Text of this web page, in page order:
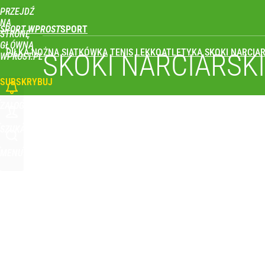
PRZEJDŹ
NA
STRONĘ
GŁÓWNĄ
WPROST.PL
SPORT WPROST
PIŁKA NOŻNA SIATKÓWKA TENIS LEKKOATLETYKA SKOKI
SUBSKRYBUJSKOKI